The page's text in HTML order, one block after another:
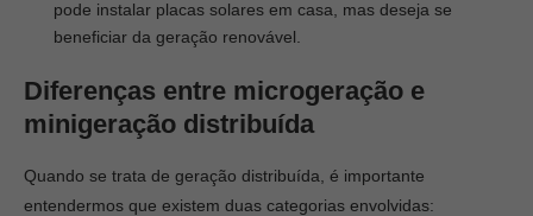
pode instalar placas solares em casa, mas deseja se
beneficiar da geração renovável.
Diferenças entre microgeração e
minigeração distribuída
Quando se trata de geração distribuída, é importante
entendermos que existem duas categorias envolvidas: